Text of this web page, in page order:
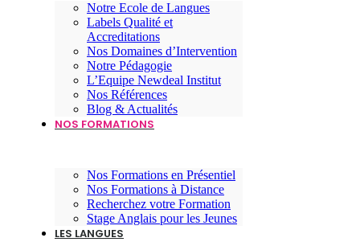
Notre Ecole de Langues
Labels Qualité et
Accreditations
Nos Domaines d’Intervention
Notre Pédagogie
L’Equipe Newdeal Institut
Nos Références
Blog & Actualités
NOS FORMATIONS
Nos Formations en Présentiel
Nos Formations à Distance
Recherchez votre Formation
Stage Anglais pour les Jeunes
LES LANGUES